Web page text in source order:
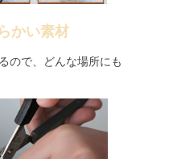
かい素材
ので、どんな場所にも